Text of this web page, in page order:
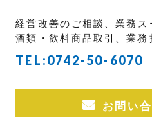
経営改善のご相談、業務ス
酒類・飲料商品取引、業
TEL:0742-50-6070
お問い